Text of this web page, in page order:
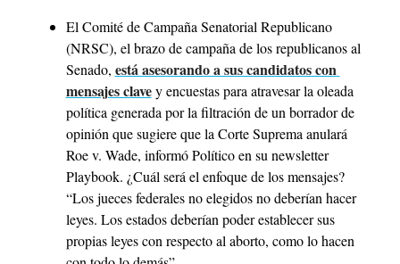
El Comité de Campaña Senatorial Republicano
(NRSC), el brazo de campaña de los republicanos al
Senado, está asesorando a sus candidatos con
mensajes clave y encuestas para atravesar la oleada
política generada por la filtración de un borrador de
opinión que sugiere que la Corte Suprema anulará
Roe v. Wade, informó Político en su newsletter
Playbook. ¿Cuál será el enfoque de los mensajes?
“Los jueces federales no elegidos no deberían hacer
leyes. Los estados deberían poder establecer sus
propias leyes con respecto al aborto, como lo hacen